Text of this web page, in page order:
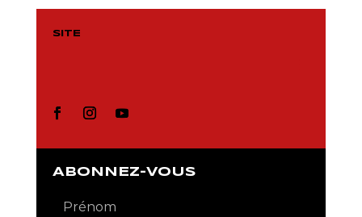
SITE
ABONNEZ-VOUS